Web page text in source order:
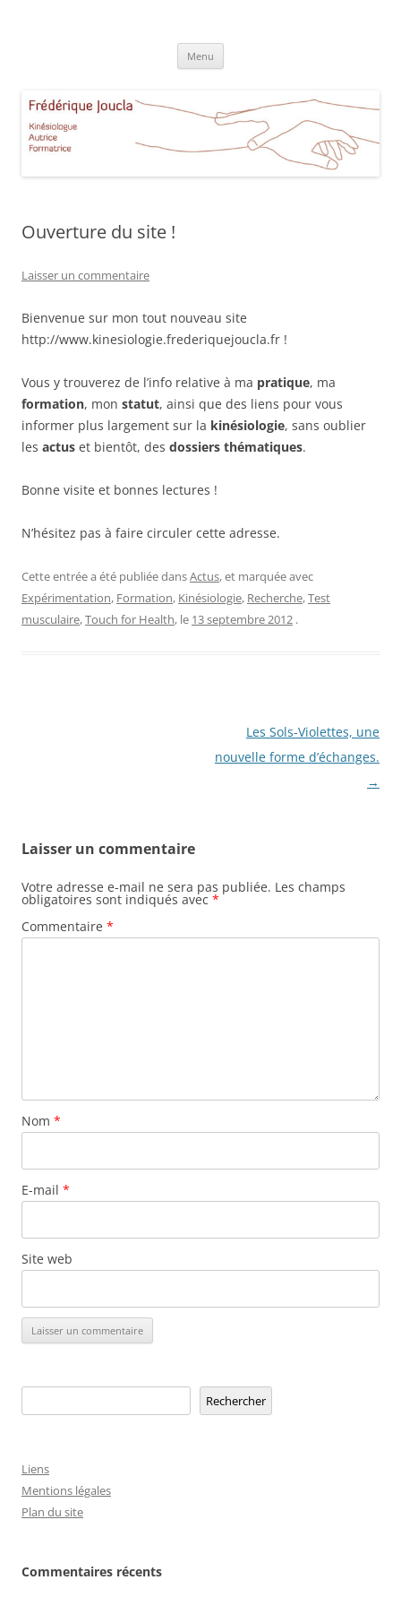
Aucamville Toulouse
Menu
Ouverture du site !
Laisser un commentaire
Bienvenue sur mon tout nouveau site
http://www.kinesiologie.frederiquejoucla.fr !
Vous y trouverez de l’info relative à ma pratique, ma
formation, mon statut, ainsi que des liens pour vous
informer plus largement sur la kinésiologie, sans oublier
les actus et bientôt, des dossiers thématiques.
Bonne visite et bonnes lectures !
N’hésitez pas à faire circuler cette adresse.
Cette entrée a été publiée dansActus, et marquée avec
Expérimentation, Formation, Kinésiologie, Recherche,Test
musculaire,Touch for Health, le 13 septembre 2012 .
Les Sols-Violettes, une
nouvelle forme d’échanges.
→
Laisser un commentaire
Votre adresse e-mail ne sera pas publiée. Les champs
obligatoires sont indiqués avec *
Commentaire *
Nom *
E-mail *
Site web
Rechercher
Liens
Mentions légales
Plan du site
Commentaires récents